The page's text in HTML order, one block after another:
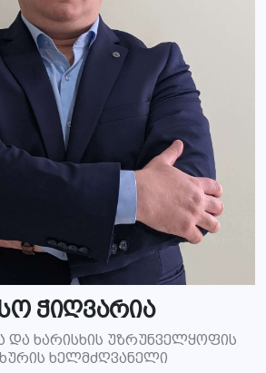
ჭიღვარია
და ხარისხის უზრუნველყოფის
ხელმძღვანელი